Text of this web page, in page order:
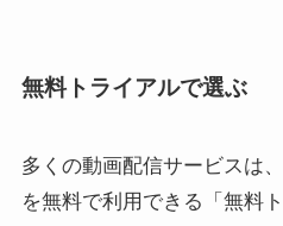
無料トライアルで選ぶ
多くの動画配信サービスは
を無料で利用できる「無料